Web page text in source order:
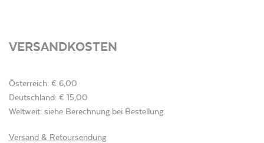
VERSANDKOSTEN
Österreich: € 6,00
Deutschland: € 15,00
Weltweit: siehe Berechnung bei Bestellung
Versand & Retoursendung